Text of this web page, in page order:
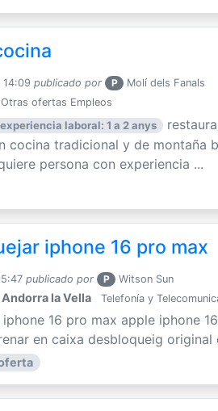
publicado por P Molí dels Fanals
Otras ofertas Empleos
experiencia laboral: 1 a 2 anys
cocina tradicional y de montaña
persona con experiencia ...
iphone 16 pro max
publicado por P Witson Sun
la Vella Telefonía y
16 pro max apple iphone
en caixa desbloqueig original